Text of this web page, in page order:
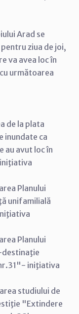
Arad se
ziua de joi,
va avea loc în
următoarea
de la plata
inundate ca
au avut loc în
Planului
unifamilială
Planului
destinaţie
iniţiativa
studiului de
"Extindere